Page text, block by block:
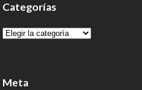
Categorías
Categorías
Meta